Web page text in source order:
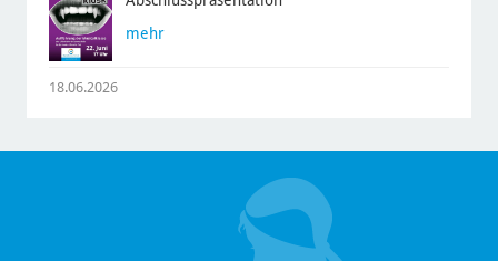
mehr
18.06.2026